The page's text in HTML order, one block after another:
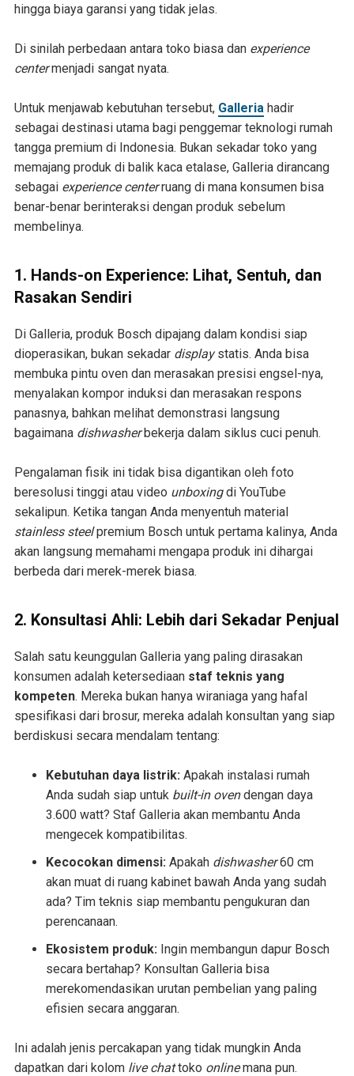
hingga biaya garansi yang tidak jelas.
Di sinilah perbedaan antara toko biasa dan experience
centermenjadi sangat nyata.
Untuk menjawab kebutuhan tersebut, Galleriahadir
sebagai destinasi utama bagi penggemar teknologi rumah
tangga premium di Indonesia. Bukan sekadar toko yang
memajang produk di balik kaca etalase, Galleria dirancang
sebagai experience centerruang di mana konsumen bisa
benar-benar berinteraksi dengan produk sebelum
membelinya.
1. Hands-on Experience: Lihat, Sentuh, dan
Rasakan Sendiri
Di Galleria, produk Bosch dipajang dalam kondisi siap
dioperasikan, bukan sekadar displaystatis. Anda bisa
membuka pintu oven dan merasakan presisi engsel-nya,
menyalakan kompor induksi dan merasakan respons
panasnya, bahkan melihat demonstrasi langsung
bagaimana dishwasherbekerja dalam siklus cuci penuh.
Pengalaman fisik ini tidak bisa digantikan oleh foto
beresolusi tinggi atau video unboxingdi YouTube
sekalipun. Ketika tangan Anda menyentuh material
stainless steelpremium Bosch untuk pertama kalinya, Anda
akan langsung memahami mengapa produk ini dihargai
berbeda dari merek-merek biasa.
2. Konsultasi Ahli: Lebih dari Sekadar Penjual
Salah satu keunggulan Galleria yang paling dirasakan
konsumen adalah ketersediaan staf teknis yang
kompeten. Mereka bukan hanya wiraniaga yang hafal
spesifikasi dari brosur, mereka adalah konsultan yang siap
berdiskusi secara mendalam tentang:
Kebutuhan daya listrik:Apakah instalasi rumah
Anda sudah siap untuk built-in ovendengan daya
3.600 watt? Staf Galleria akan membantu Anda
mengecek kompatibilitas.
Kecocokan dimensi:Apakah dishwasher60 cm
akan muat di ruang kabinet bawah Anda yang sudah
ada? Tim teknis siap membantu pengukuran dan
perencanaan.
Ekosistem produk:Ingin membangun dapur Bosch
secara bertahap? Konsultan Galleria bisa
merekomendasikan urutan pembelian yang paling
efisien secara anggaran.
Ini adalah jenis percakapan yang tidak mungkin Anda
dapatkan dari kolom live chattoko onlinemana pun.